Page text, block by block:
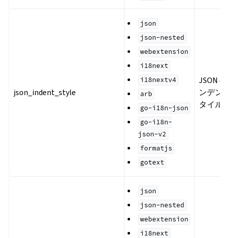
json_indent_style
json
json-nested
webextension
i18next
i18nextv4
arb
go-i18n-json
go-i18n-
json-v2
formatjs
gotext
JSON
ンデ
タイル
json
json-nested
webextension
i18next